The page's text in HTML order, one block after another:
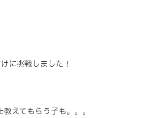
に挑戦しました！
えてもらう子も。。。